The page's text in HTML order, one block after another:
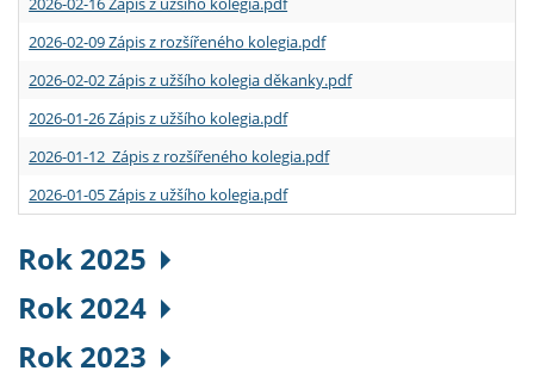
2026-02-09 Zápis z rozšířeného kolegia.pdf
2026-02-02 Zápis z užšího kolegia děkanky.pdf
2026-01-26 Zápis z užšího kolegia.pdf
2026-01-12 Zápis z rozšířeného kolegia.pdf
2026-01-05 Zápis z užšího kolegia.pdf
Rok 2025
Rok 2024
Rok 2023